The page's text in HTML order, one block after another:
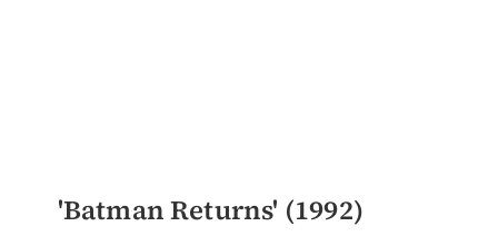
'Batman Returns' (1992)